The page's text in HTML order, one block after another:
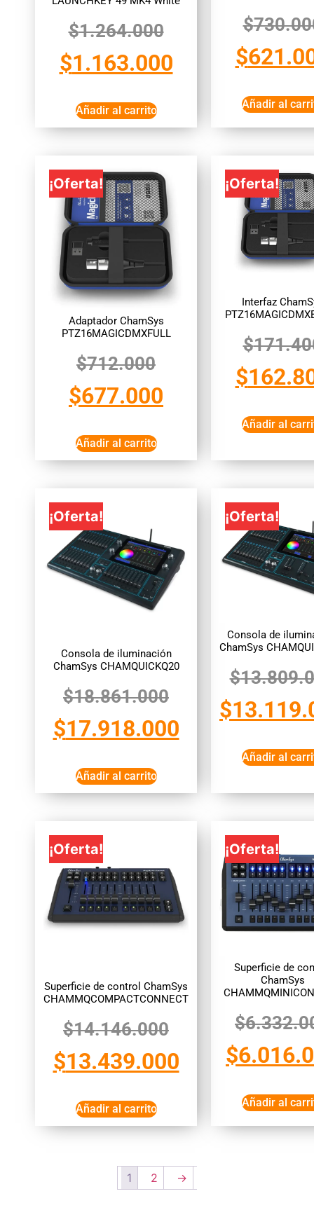
$1.264.000
$1.163.000
Añadir al carrito
$
$
Añadir al
¡Oferta!
Adaptador ChamSys
PTZ16MAGICDMXFULL
$712.000
$677.000
Añadir al carrito
¡Oferta!
Interfaz
$
$
Añadir al
¡Oferta!
Consola de iluminación
ChamSys CHAMQUICKQ20
$18.861.000
$17.918.000
Añadir al carrito
¡Oferta!
Consola de
ChamSys
$
$
Añadir al
¡Oferta!
Superficie de control ChamSys
CHAMMQCOMPACTCONNECT
$14.146.000
$13.439.000
Añadir al carrito
¡Oferta!
Superficie de
ChamSys
$
$
Añadir al
1 2 →